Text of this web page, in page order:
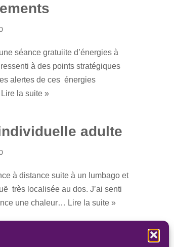
séance gratuiite d’énergies à
à des points stratégiques
alertes de ces énergies
Lire la suite »
adulte
à distance suite à un lumbago et
très localisée au dos. J’ai senti
une chaleur… Lire la suite »